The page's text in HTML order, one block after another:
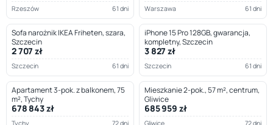
Rzeszów 61 dni Warszawa 61 dni
Sofa narożnik IKEA Friheten, szara,
Szczecin
2 707 zł
Szczecin 61 dni
iPhone 15 Pro 128GB, gwarancja,
kompletny, Szczecin
3 827 zł
Szczecin 61 dni
Apartament 3-pok. z balkonem, 75
m², Tychy
678 843 zł
Tychy 72 dni
Mieszkanie 2-pok., 57 m², centrum,
Gliwice
685 959 zł
Gliwice 72 dni